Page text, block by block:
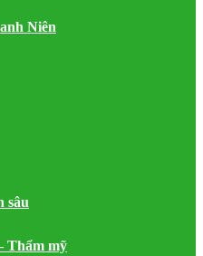
Niên
sâu
Thẩm mỹ